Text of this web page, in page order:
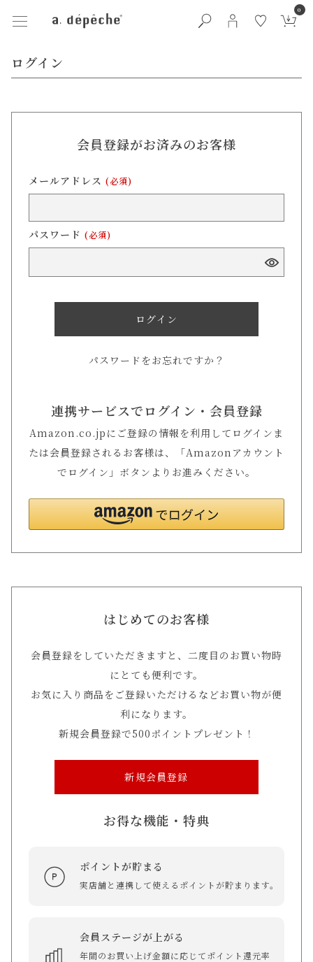
0
ログイン
会員登録がお済みのお客様
メールアドレス (必須)
パスワード (必須)
ログイン
パスワードをお忘れですか？
連携サービスでログイン・会員登録
Amazon.co.jpにご登録の情報を利用してログインま
たは会員登録されるお客様は、「Amazonアカウント
でログイン」ボタンよりお進みください。
はじめてのお客様
会員登録をしていただきますと、二度目のお買い物時
にとても便利です。
お気に入り商品をご登録いただけるなどお買い物が便
利になります。
新規会員登録で500ポイントプレゼント！
新規会員登録
お得な機能・特典
ポイントが貯まる
実店舗と連携して使えるポイントが貯まります。
会員ステージが上がる
年間のお買い上げ金額に応じてポイント還元率